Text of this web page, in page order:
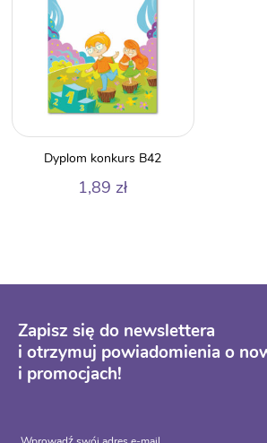
Dyplom konkurs B42
1,89 zł
Zapisz się do newslettera
i otrzymuj powiadomienia o
i promocjach!